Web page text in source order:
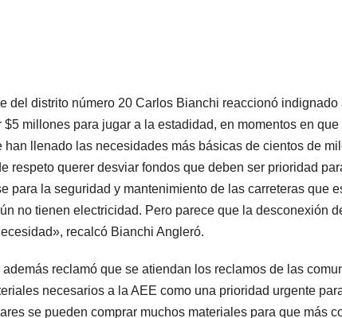
del distrito número 20 Carlos Bianchi reaccionó
$5 millones para jugar a la estadidad, en momentos en
han llenado las necesidades más básicas de cientos de
respeto querer desviar fondos que deben ser prioridad
para la seguridad y mantenimiento de las carreteras que
no tienen electricidad. Pero parece que la desconexión
recalcó Bianchi Angleró.
reclamó que se atiendan los reclamos de las
necesarios a la AEE como una prioridad urgente
se pueden comprar muchos materiales para que más